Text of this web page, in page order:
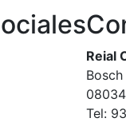
Reial
Tel: